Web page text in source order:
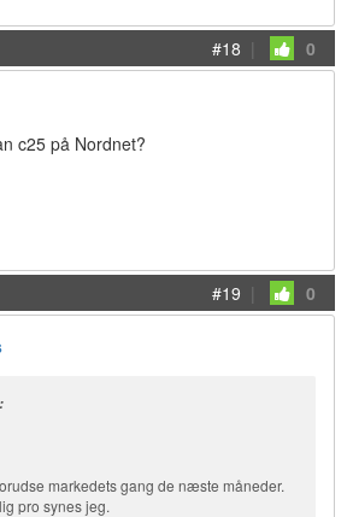
#18 | 0
c25 på Nordnet?
#19 | 0
markedets gang de næste måneder.
pro synes jeg.